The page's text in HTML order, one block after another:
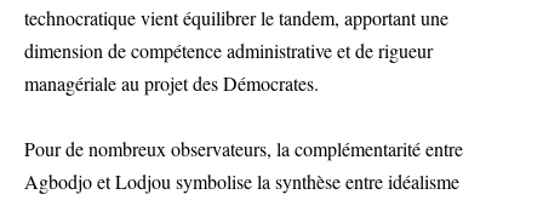
technocratique vient équilibrer le tandem, apportant une
dimension de compétence administrative et de rigueur
managériale au projet des Démocrates.
Pour de nombreux observateurs, la complémentarité entre
Agbodjo et Lodjou symbolise la synthèse entre idéalisme